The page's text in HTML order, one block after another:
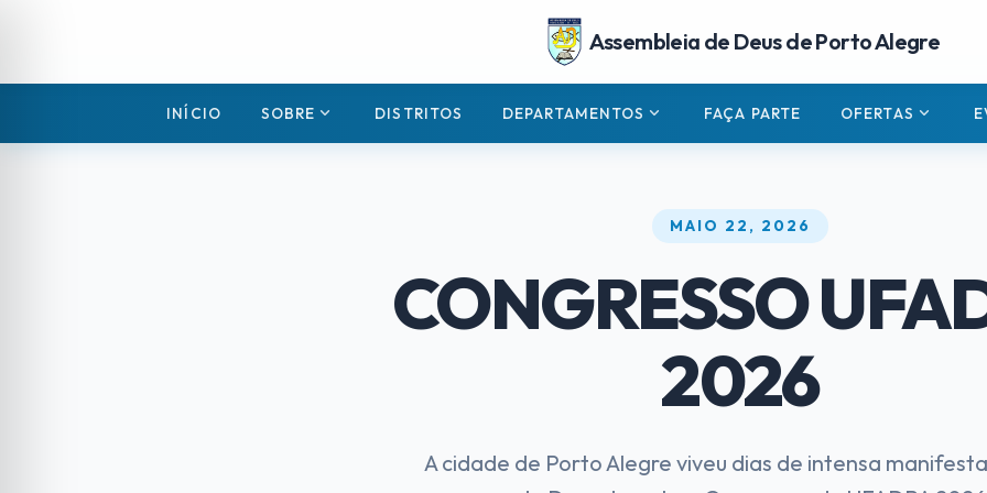
Assembleia de Deus de Porto Alegre
INÍCIO SOBRE expand_more DISTRITOS DEPARTAMENTOS expand_more FAÇA PARTE OFERTAS expand_more
MAIO 22, 2026
CONGRESSO
2026
A cidade de Porto Alegre viveu dias de intensa